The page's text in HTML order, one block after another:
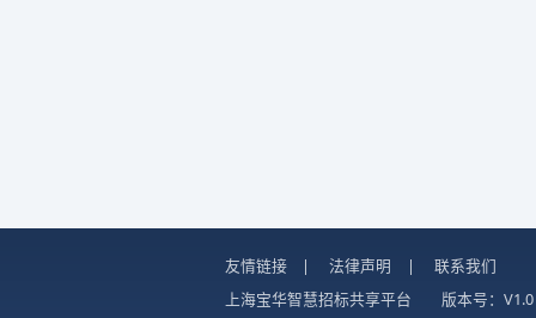
友情链接 | 法律声明 |
联系我们
上海宝华智慧招标共享平台
版本号：V1.0